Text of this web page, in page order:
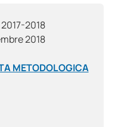
2018
2018
METODOLOGICA